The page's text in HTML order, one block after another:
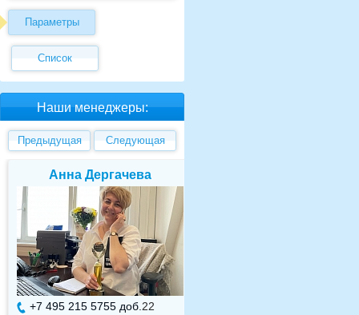
Параметры
Список
Наши менеджеры:
Предыдущая Следующая
Анна Дергачева
+7 495 215 5755 доб. 22